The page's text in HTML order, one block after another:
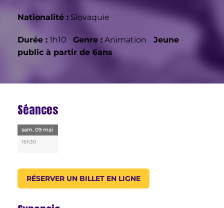
Nationalité : Slovaquie
Durée : 1h10 Genre : Animation
Jeune
public à partir de 6ans
Séances
sam. 09 mai
16h30
RÉSERVER UN BILLET EN LIGNE